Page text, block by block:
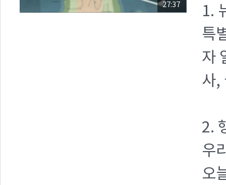
27:37
1.
특
자
사,
2.
우
오